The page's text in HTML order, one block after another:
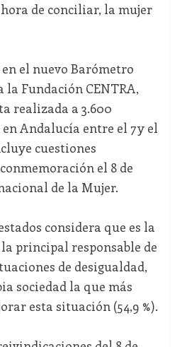
de conciliar, la mujer
el nuevo Barómetro
Fundación CENTRA,
realizada a 3.600
Andalucía entre el 7 y el
cuestiones
el 8 de
de la Mujer.
considera que es la
principal responsable de
de desigualdad,
sociedad la que más
esta situación (54,9 %).